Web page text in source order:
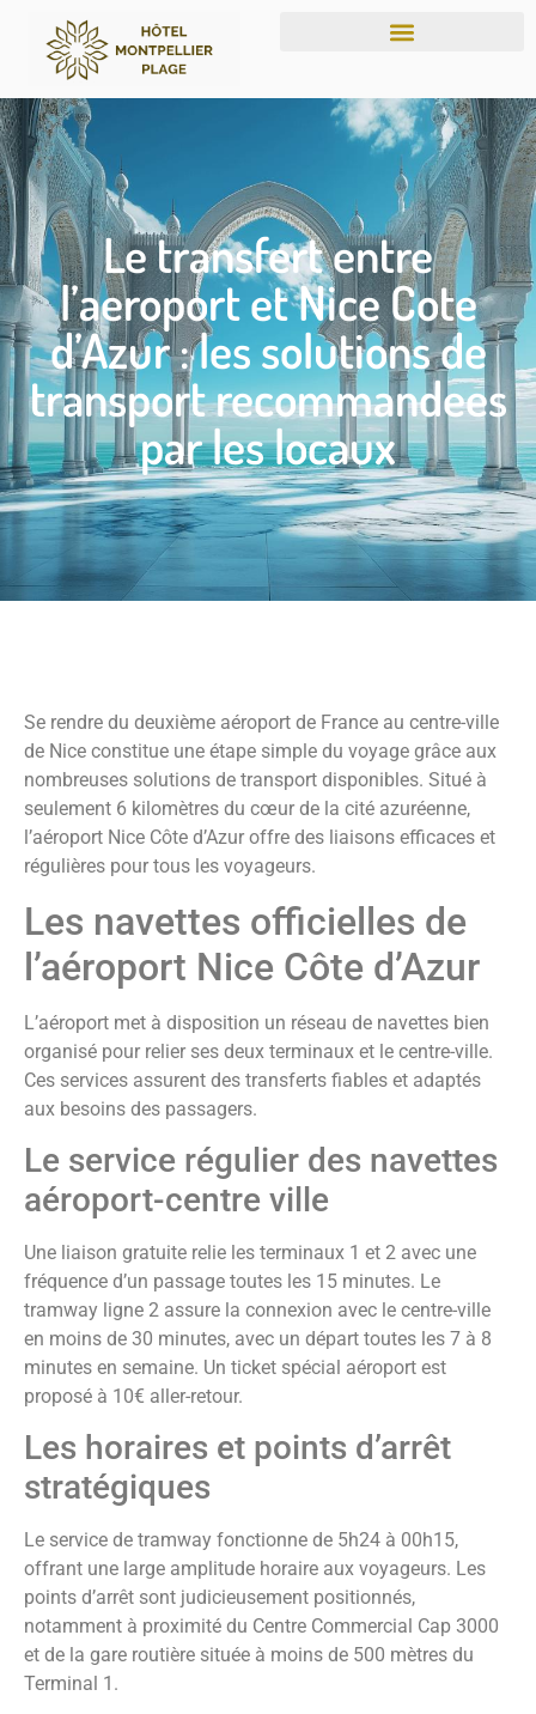
Le transfert entre
l’aeroport et Nice Cote
d’Azur : les solutions de
transport recommandees
par les locaux
Se rendre du deuxième aéroport de France au centre-ville
de Nice constitue une étape simple du voyage grâce aux
nombreuses solutions de transport disponibles. Situé à
seulement 6 kilomètres du cœur de la cité azuréenne,
l’aéroport Nice Côte d’Azur offre des liaisons efficaces et
régulières pour tous les voyageurs.
Les navettes officielles de
l’aéroport Nice Côte d’Azur
L’aéroport met à disposition un réseau de navettes bien
organisé pour relier ses deux terminaux et le centre-ville.
Ces services assurent des transferts fiables et adaptés
aux besoins des passagers.
Le service régulier des navettes
aéroport-centre ville
Une liaison gratuite relie les terminaux 1 et 2 avec une
fréquence d’un passage toutes les 15 minutes. Le
tramway ligne 2 assure la connexion avec le centre-ville
en moins de 30 minutes, avec un départ toutes les 7 à 8
minutes en semaine. Un ticket spécial aéroport est
proposé à 10€ aller-retour.
Les horaires et points d’arrêt
stratégiques
Le service de tramway fonctionne de 5h24 à 00h15,
offrant une large amplitude horaire aux voyageurs. Les
points d’arrêt sont judicieusement positionnés,
notamment à proximité du Centre Commercial Cap 3000
et de la gare routière située à moins de 500 mètres du
Terminal 1.